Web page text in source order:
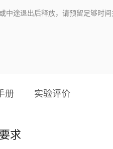
中途退出后释放，请预留足够时
册 实验评价
求